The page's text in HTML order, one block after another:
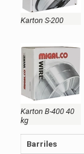
Karton S-200
Karton B-400 40
kg
Barriles